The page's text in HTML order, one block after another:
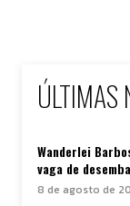
ÚLTIMAS
Wanderlei
vaga de
8 de agosto de